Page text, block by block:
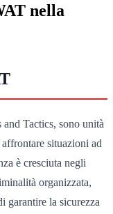
nella
Tactics, sono unità
situazioni ad
è cresciuta negli
organizzata,
garantire la sicurezza